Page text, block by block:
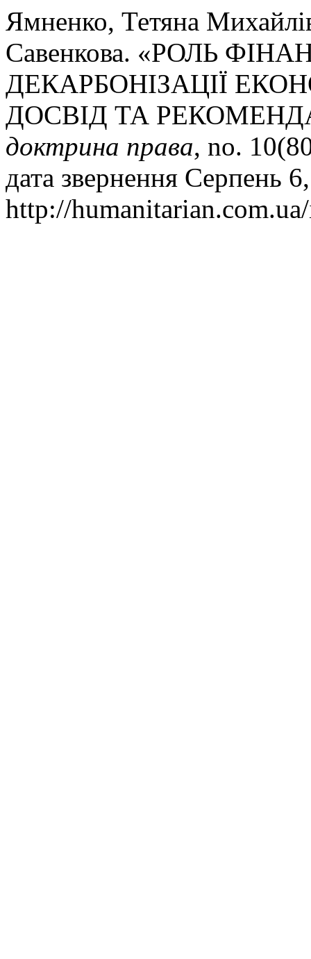
Ямненко, Тетяна
Савенкова. «РОЛЬ
ДЕКАРБОНІЗАЦІЇ
ДОСВІД ТА
доктрина права, no.
дата звернення Серпень
http://